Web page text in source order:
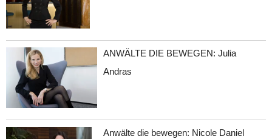
ANWÄLTE DIE BEWEGEN: Julia
Andras
Anwälte die bewegen: Nicole Daniel